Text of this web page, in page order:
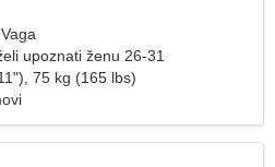
upoznati ženu 26-31
75 kg (165 lbs)